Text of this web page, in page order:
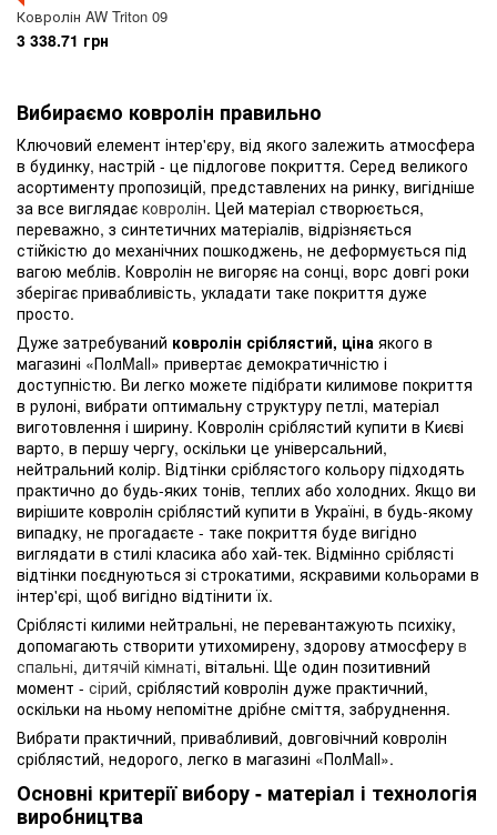
Ковролін AW Triton 09
3 338.71 грн
Вибираємо ковролін правильно
Ключовий елемент інтер'єру, від якого залежить атмосфера
в будинку, настрій - це підлогове покриття. Серед великого
асортименту пропозицій, представлених на ринку, вигідніше
за все виглядає ковролін. Цей матеріал створюється,
переважно, з синтетичних матеріалів, відрізняється
стійкістю до механічних пошкоджень, не деформується під
вагою меблів. Ковролін не вигоряє на сонці, ворс довгі роки
зберігає привабливість, укладати таке покриття дуже
просто.
Дуже затребуваний ковролін сріблястий, ціна якого в
магазині «ПолMall» привертає демократичністю і
доступністю. Ви легко можете підібрати килимове покриття
в рулоні, вибрати оптимальну структуру петлі, матеріал
виготовлення і ширину. Ковролін сріблястий купити в Києві
варто, в першу чергу, оскільки це універсальний,
нейтральний колір. Відтінки сріблястого кольору підходять
практично до будь-яких тонів, теплих або холодних. Якщо ви
вирішите ковролін сріблястий купити в Україні, в будь-якому
випадку, не прогадаєте - таке покриття буде вигідно
виглядати в стилі класика або хай-тек. Відмінно сріблясті
відтінки поєднуються зі строкатими, яскравими кольорами в
інтер'єрі, щоб вигідно відтінити їх.
Сріблясті килими нейтральні, не перевантажують психіку,
допомагають створити утихомирену, здорову атмосферу в
спальні, дитячій кімнаті, вітальні. Ще один позитивний
момент - сірий, сріблястий ковролін дуже практичний,
оскільки на ньому непомітне дрібне сміття, забруднення.
Вибрати практичний, привабливий, довговічний ковролін
сріблястий, недорого, легко в магазині «ПолMall».
Основні критерії вибору - матеріал і технологія
виробництва